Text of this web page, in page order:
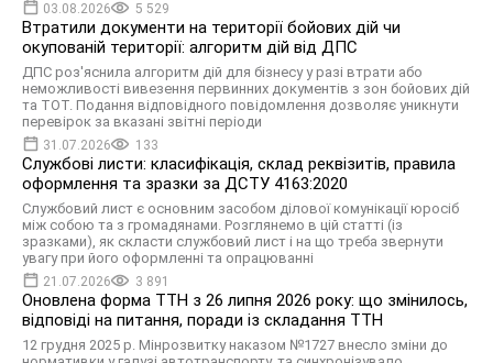
03.08.2026 5 529
Втратили документи на території бойових дій чи
окупованій території: алгоритм дій від ДПС
ДПС роз'яснила алгоритм дій для бізнесу у разі втрати або
неможливості вивезення первинних документів з зон бойових дій
та ТОТ. Подання відповідного повідомлення дозволяє уникнути
перевірок за вказані звітні періоди
31.07.2026 133
Службові листи: класифікація, склад реквізитів, правила
оформлення та зразки за ДСТУ 4163:2020
Службовий лист є основним засобом ділової комунікації юросіб
між собою та з громадянами. Розглянемо в цій статті (із
зразками), як скласти службовий лист і на що треба звернути
увагу при його оформленні та опрацюванні
21.07.2026 3 891
Оновлена форма ТТН з 26 липня 2026 року: що змінилось,
відповіді на питання, поради із складання ТТН
12 грудня 2025 р. Мінрозвитку наказом №1727 внесло зміни до